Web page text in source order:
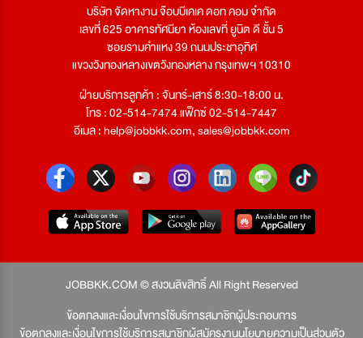
บริษัท จัดหางาน จ๊อบบีเคเค ดอท คอม จำกัด
เลขที่ 625 อาคารทัศนียา ห้องเลขที่ ยูนิต ดี ชั้น 5
ซอยรามคำแหง 39 ถนนประชาอุทิศ
แขวงวังทองหลางเขตวังทองหลาง กรุงเทพฯ 10310
ฝ่ายบริการลูกค้า : จันทร์-เสาร์ 8:30-18:00 น.
โทร : 02-514-7474 แฟ็กซ์ 02-514-7447
อีเมล :help@jobbkk.com,sales@jobbkk.com
JOBBKK.COM © สงวนลิขสิทธิ์ All Right Reserved
ข้อตกลงและเงื่อนไขการใช้บริการสมาชิกผู้ประกอบการ
ข้อตกลงและเงื่อนไขการใช้บริการสมาชิกผู้สมัครงานนโยบายความเป็นส่วนตัว